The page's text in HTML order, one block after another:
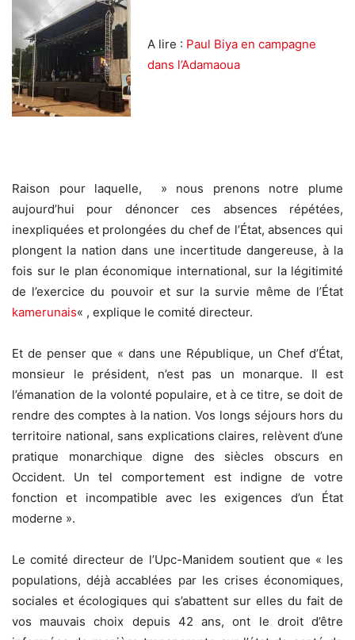
A lire : Paul Biya en campagne
dans l’Adamaoua
Raison pour laquelle, » nous prenons notre plume
aujourd’hui pour dénoncer ces absences répétées,
inexpliquées et prolongées du chef de l’État, absences qui
plongent la nation dans une incertitude dangereuse, à la
fois sur le plan économique international, sur la légitimité
de l’exercice du pouvoir et sur la survie même de l’État
kamerunais« , explique le comité directeur.
Et de penser que « dans une République, un Chef d’État,
monsieur le président, n’est pas un monarque. Il est
l’émanation de la volonté populaire, et à ce titre, se doit de
rendre des comptes à la nation. Vos longs séjours hors du
territoire national, sans explications claires, relèvent d’une
pratique monarchique digne des siècles obscurs en
Occident. Un tel comportement est indigne de votre
fonction et incompatible avec les exigences d’un État
moderne ».
Le comité directeur de l’Upc-Manidem soutient que « les
populations, déjà accablées par les crises économiques,
sociales et écologiques qui s’abattent sur elles du fait de
vos mauvais choix depuis 42 ans, ont le droit d’être